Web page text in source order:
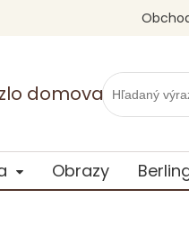
domova
Obrazy